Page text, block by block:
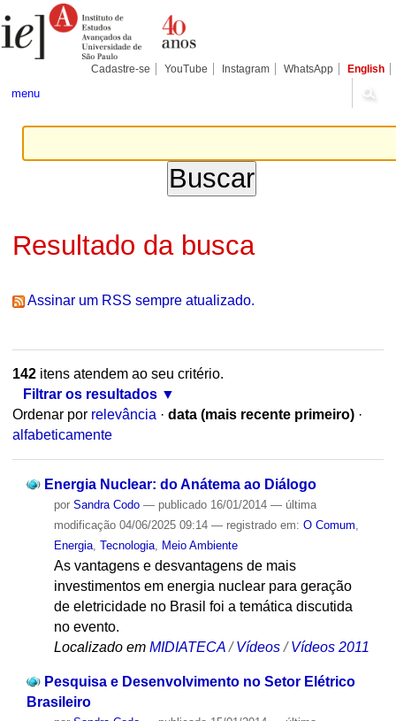
para
conteúdo.
Pessoais
Cadastre-se YouTube Instagram WhatsApp English
menu
Resultado da busca
Assinar um RSS sempre atualizado.
142itens atendem ao seu critério.
Filtrar os resultados
Ordenar por relevância · data (mais recente primeiro) ·
alfabeticamente
Energia Nuclear: do Anátema ao Diálogo
por Sandra Codo — publicado16/01/2014 — última
modificação04/06/2025 09:14 — registrado em: O Comum
Energia, Tecnologia, Meio Ambiente
As vantagens e desvantagens de mais
investimentos em energia nuclear para geração
de eletricidade no Brasil foi a temática discutida
no evento.
Localizado em MIDIATECA /Vídeos /Vídeos 2011
Pesquisa e Desenvolvimento no Setor Elétrico
Brasileiro